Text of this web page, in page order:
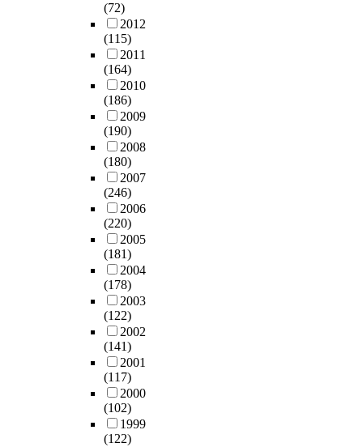
(72)
2012
(115)
2011
(164)
2010
(186)
2009
(190)
2008
(180)
2007
(246)
2006
(220)
2005
(181)
2004
(178)
2003
(122)
2002
(141)
2001
(117)
2000
(102)
1999
(122)